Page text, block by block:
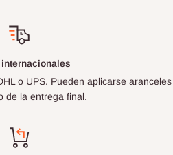
o UPS. Pueden aplicarse aranceles
de la entrega final.